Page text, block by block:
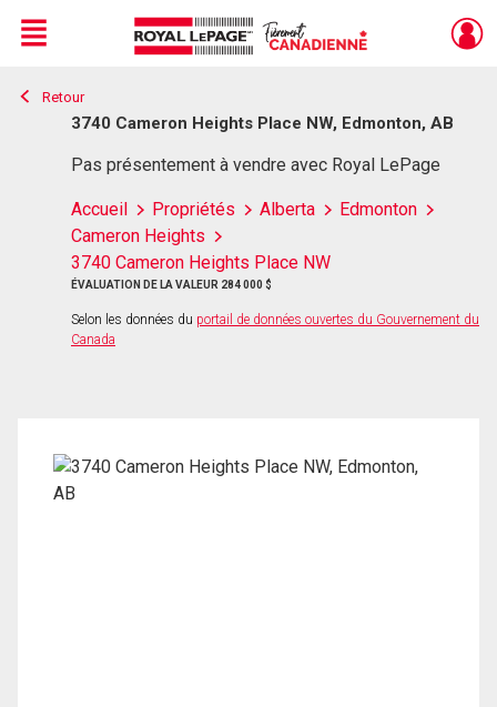
Live
En Direct
Menu
Retour
3740 Cameron Heights Place NW, Edmonton, AB
Pas présentement à vendre avec Royal LePage
Accueil Propriétés Alberta
Edmonton
Cameron Heights
3740 Cameron Heights Place NW
ÉVALUATION DE LA VALEUR 284 000 $
Selon les données du portail de données ouvertes du Gouvernement du
Canada